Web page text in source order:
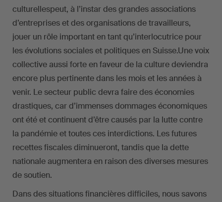
culturellespeut, à l’instar des grandes associations
d’entreprises et des organisations de travailleurs,
jouer un rôle important en tant qu’interlocutrice pour
les évolutions sociales et politiques en Suisse.Une voix
collective aussi forte en faveur de la culture deviendra
encore plus pertinente dans les mois et les années à
venir. Le secteur public devra faire des économies
drastiques, car d’immenses dommages économiques
ont été et continuent d’être causés par la lutte contre
la pandémie et toutes ces interdictions. Les futures
recettes fiscales diminueront, tandis que la dette
nationale augmentera en raison des diverses mesures
de soutien.
Dans des situations financières difficiles, nous savons